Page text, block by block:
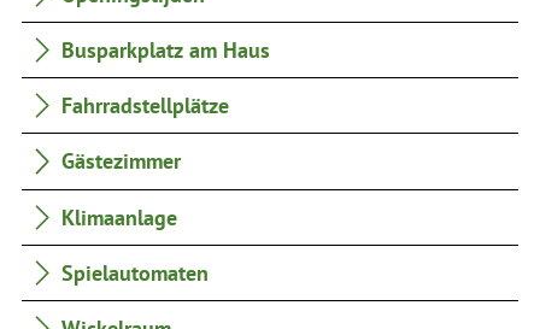
Busparkplatz am Haus
Fahrradstellplätze
Gästezimmer
Klimaanlage
Spielautomaten